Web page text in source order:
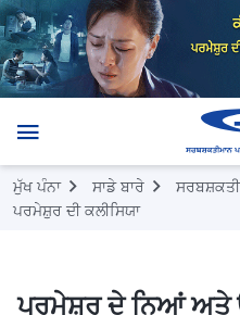
ਮੁੱਖ ਪੰਨਾ ਸਾਡੇ ਬਾਰੇ
ਪਰਮੇਸ਼ੁਰ ਦੀ ਕਲੀਸਿਯਾ
ਪਰਮੇਸ਼ੁਰ ਦੇ ਨਿਆਂ ਅਤੇ